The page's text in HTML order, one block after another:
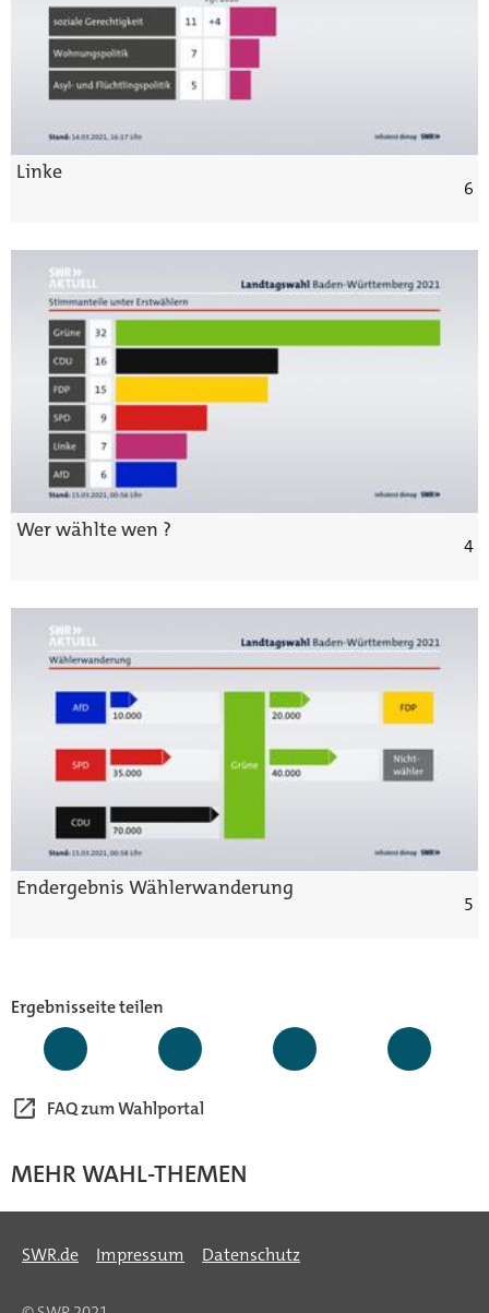
Linke
6
Wer wählte wen ?
4
Endergebnis Wählerwanderung
5
Ergebnisseite teilen
FAQ zum Wahlportal
MEHR WAHL-THEMEN
SWR.de Impressum Datenschutz